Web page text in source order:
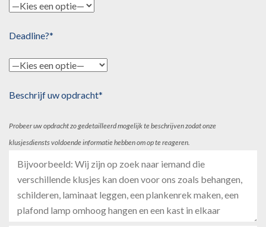
Deadline?*
Beschrijf uw opdracht*
Probeer uw opdracht zo gedetailleerd mogelijk te beschrijven zodat onze
klusjesdiensts voldoende informatie hebben om op te reageren.